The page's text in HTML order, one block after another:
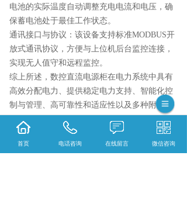
电池的实际温度自动调整充电电流和电压，确
保蓄电池处于最佳工作状态。
通讯接口与协议：该设备支持标准MODBUS开
放式通讯协议，方便与上位机后台监控连接，
实现无人值守和远程监控。
综上所述，数控直流电源柜在电力系统中具有
高效分配电力、提供稳定电力支持、智能化控
制与管理、高可靠性和适应性以及多种附加功
的重要组成部分，为电力系统的稳定运行和高
效管理提供了有力保障。
首页 电话咨询 在线留言 微信咨询